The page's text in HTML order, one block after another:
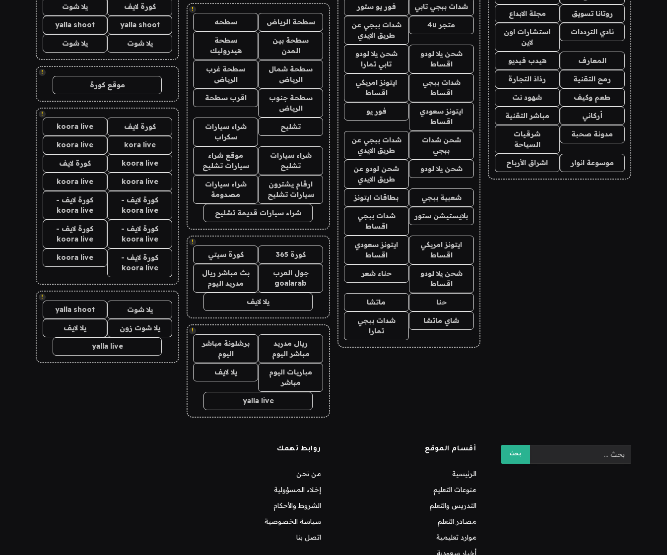
روتانا تسويق مجلة الابداع
نادي الترددات
استشارات اون
لاين
المعارف هيدب فيديو
رمح التقنية رذاذ التجارة
طعم وكيف شهود نت
أركاني مباشر التقنية
مدونة صحبة
شرقيات
السياحة
موسوعة انوار اشراق الأرباح
شدات ببجي تابي فور يو ستور
متجر 4u
شدات ببجي عن
طريق الايدي
شحن يلا لودو
اقساط
شحن يلا لودو
تابي تمارا
شدات ببجي
اقساط
ايتونز امريكي
اقساط
ايتونز سعودي
اقساط
فور يو
شحن شدات
ببجي
شدات ببجي عن
طريق الايدي
شحن يلا لودو
شحن لودو عن
طريق الايدي
شعبية ببجي بطاقات ايتونز
بلايستيشن ستور
شدات ببجي
اقساط
ايتونز امريكي
اقساط
ايتونز سعودي
اقساط
شحن يلا لودو
اقساط
حناء شعر
حنا ماتشا
شاي ماتشا
شدات ببجي
تمارا
!
سطحة الرياض سطحه
سطحة بين
المدن
سطحة
هيدروليك
سطحة شمال
الرياض
سطحة غرب
الرياض
سطحة جنوب
الرياض
اقرب سطحة
تشليح
شراء سيارات
سكراب
شراء سيارات
تشليح
موقع شراء
سيارات تشليح
ارقام يشترون
سيارات تشليح
شراء سيارات
مصدومة
شراء سيارات قديمة تشليح
!
كورة 365 كورة سيتي
جول العرب
goalarab
بث مباشر ريال
مدريد اليوم
يلا لايف
!
ريال مدريد
مباشر اليوم
برشلونة مباشر
اليوم
مباريات اليوم
مباشر
يلا لايف
yalla live
كورة لايف يلا شوت
yalla shoot
yalla shoot
يلا شوت يلا شوت
!
موقع كورة
!
كورة لايف koora live
kora live
koora live
koora live كورة لايف
koora live
koora live
كورة لايف -
koora live
كورة لايف -
koora live
كورة لايف -
koora live
كورة لايف -
koora live
كورة لايف -
koora live
koora live
!
يلا شوت yalla shoot
يلا شوت زون يلا لايف
yalla live
أقسام الموقع
الرئيسية
منوعات التعليم
التدريس والتعلم
مصادر التعلم
موارد تعليمية
أخبار سعودية
روابط تهمك
من نحن
إخلاء المسؤولية
الشروط والأحكام
سياسة الخصوصية
اتصل بنا